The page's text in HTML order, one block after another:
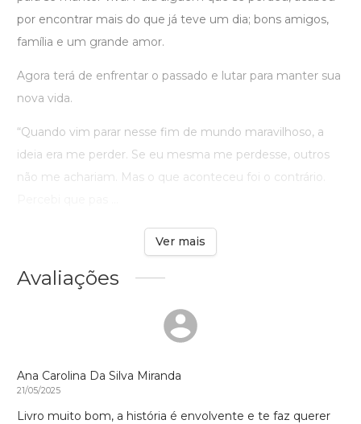
por encontrar mais do que já teve um dia; bons amigos,
família e um grande amor.
Agora terá de enfrentar o passado e lutar para manter sua
nova vida.
“Quando vim parar nesse fim de mundo maravilhoso, a
ideia era me perder. Se eu mesma me perdesse, outros
não me achariam. Mas o que aconteceu foi o contrário.
Ver mais
Avaliações
Ana Carolina Da Silva Miranda
21/05/2025
Livro muito bom, a história é envolvente e te faz querer